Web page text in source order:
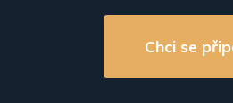
Chci se